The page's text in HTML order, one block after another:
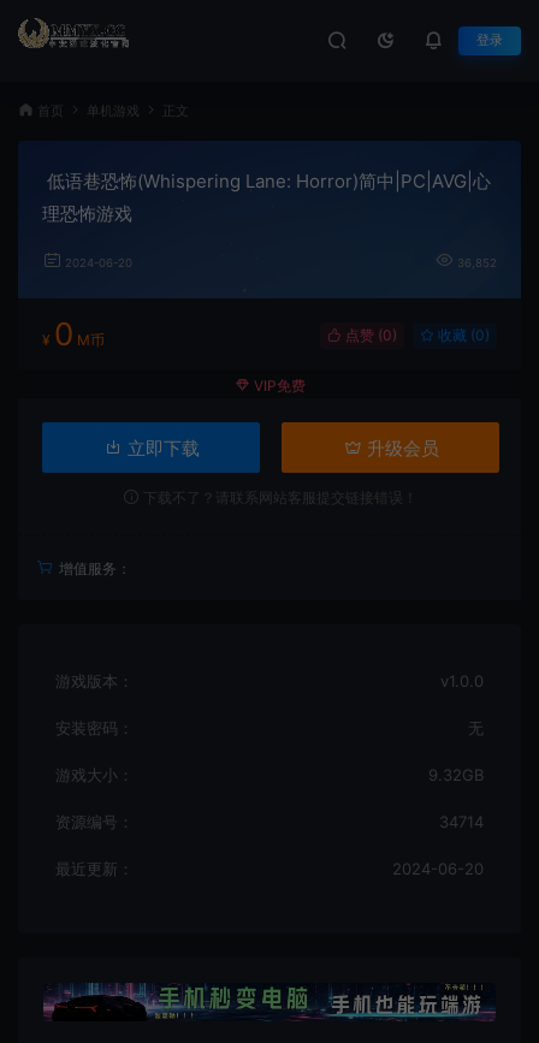
登录
首页 单机游戏 正文
低语巷恐怖(Whispering Lane: Horror)简中|PC|AVG|心
理恐怖游戏
2024-06-20 36,852
¥ 0 M币 点赞 (0) 收藏 (0)
VIP免费
立即下载 升级会员
下载不了？请联系网站客服提交链接错误！
增值服务：
游戏版本： v1.0.0
安装密码： 无
游戏大小： 9.32GB
资源编号： 34714
最近更新： 2024-06-20